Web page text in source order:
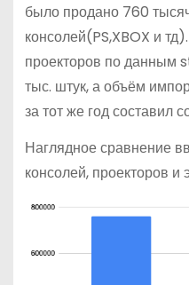
было продано 760
консолей(PS,XBOX и
проекторов по данным
тыс. штук, а объём
за тот же год составил
Наглядное сравнение
консолей, проекторов и